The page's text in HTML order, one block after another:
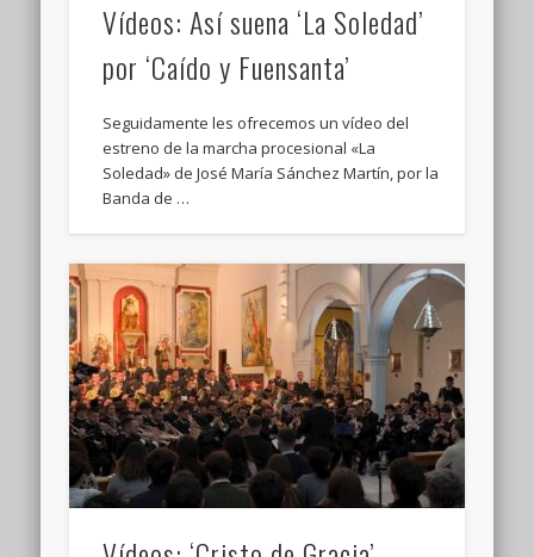
Vídeos: Así suena ‘La Soledad’
por ‘Caído y Fuensanta’
Seguidamente les ofrecemos un vídeo del
estreno de la marcha procesional «La
Soledad» de José María Sánchez Martín, por la
Banda de …